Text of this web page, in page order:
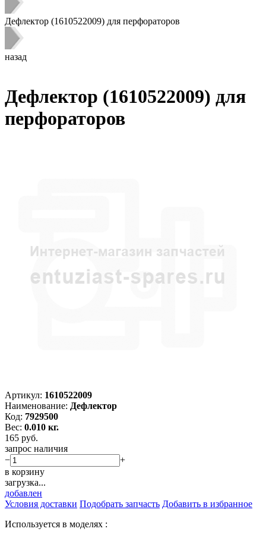
Дефлектор (1610522009) для перфораторов
назад
Дефлектор (1610522009) для
перфораторов
Артикул: 1610522009
Наименование: Дефлектор
Код: 7929500
Вес: 0.010 кг.
165 руб.
запрос наличия
−
+
в корзину
загрузка...
добавлен
Условия доставки Подобрать запчасть Добавить в избранное
Используется в моделях :